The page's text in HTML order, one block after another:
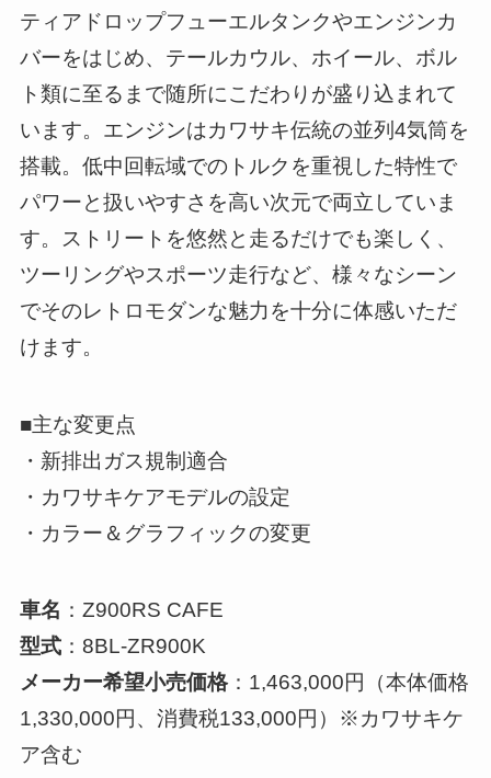
ティアドロップフューエルタンクやエンジンカ
バーをはじめ、テールカウル、ホイール、ボル
ト類に至るまで随所にこだわりが盛り込まれて
います。エンジンはカワサキ伝統の並列4気筒を
搭載。低中回転域でのトルクを重視した特性で
パワーと扱いやすさを高い次元で両立していま
す。ストリートを悠然と走るだけでも楽しく、
ツーリングやスポーツ走行など、様々なシーン
でそのレトロモダンな魅力を十分に体感いただ
けます。
■主な変更点
・新排出ガス規制適合
・カワサキケアモデルの設定
・カラー＆グラフィックの変更
車名 ：Z900RS CAFE
型式：8BL-ZR900K
メーカー希望小売価格：1,463,000円（本体価格
1,330,000円、消費税133,000円）※カワサキケ
ア含む